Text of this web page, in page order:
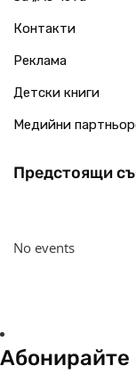
Контакти
Реклама
Детски книги
Медийни
Предстоящи
No events